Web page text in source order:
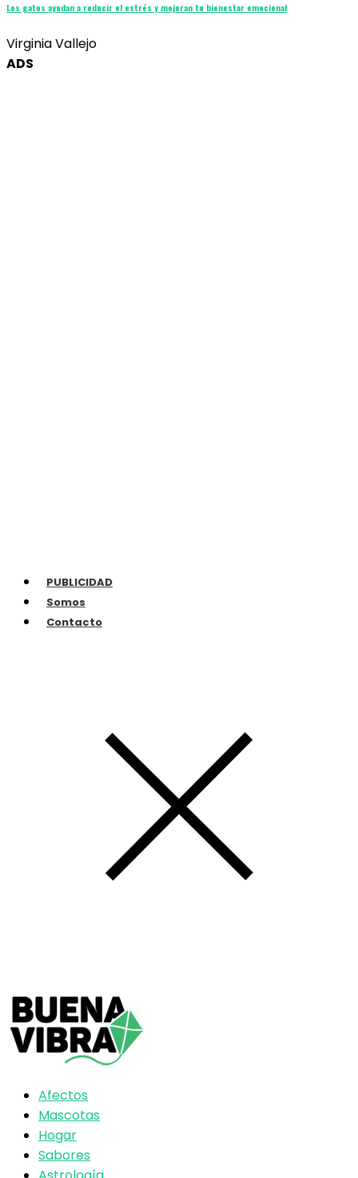
Los gatos ayudan a reducir el estrés y mejoran tu bienestar emocional
Virginia Vallejo
ADS
PUBLICIDAD
Somos
Contacto
Afectos
Mascotas
Hogar
Sabores